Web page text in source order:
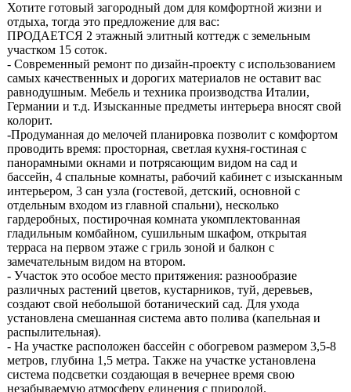
Хотите готовый загородный дом для комфортной жизни и
отдыха, тогда это предложение для вас:
ПРОДАЕТСЯ 2 этажный элитный коттедж с земельным
участком 15 соток.
- Современный ремонт по дизайн-проекту с использованием
самых качественных и дорогих материалов не оставит вас
равнодушным. Мебель и техника производства Италии,
Германии и т.д. Изысканные предметы интерьера вносят свой
колорит.
-Продуманная до мелочей планировка позволит с комфортом
проводить время: просторная, светлая кухня-гостиная с
панорамными окнами и потрясающим видом на сад и
бассейн, 4 спальные комнаты, рабочий кабинет с изысканным
интерьером, 3 сан узла (гостевой, детский, основной с
отдельным входом из главной спальни), несколько
гардеробных, постирочная комната укомплектованная
гладильным комбайном, сушильным шкафом, открытая
терраса на первом этаже с гриль зоной и балкон с
замечательным видом на втором.
- Участок это особое место притяжения: разнообразие
различных растений цветов, кустарников, туй, деревьев,
создают свой небольшой ботанический сад. Для ухода
установлена смешанная система авто полива (капельная и
распылительная).
- На участке расположен бассейн с обогревом размером 3,5-8
метров, глубина 1,5 метра. Также на участке установлена
система подсветки создающая в вечернее время свою
незабываемую атмосферу единения с природой.